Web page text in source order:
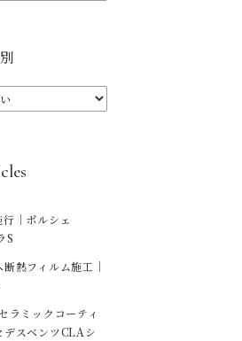
｜ポルシェ
S
熱フィルム施工｜
ラミックコーティ
デスベンツCLAシ